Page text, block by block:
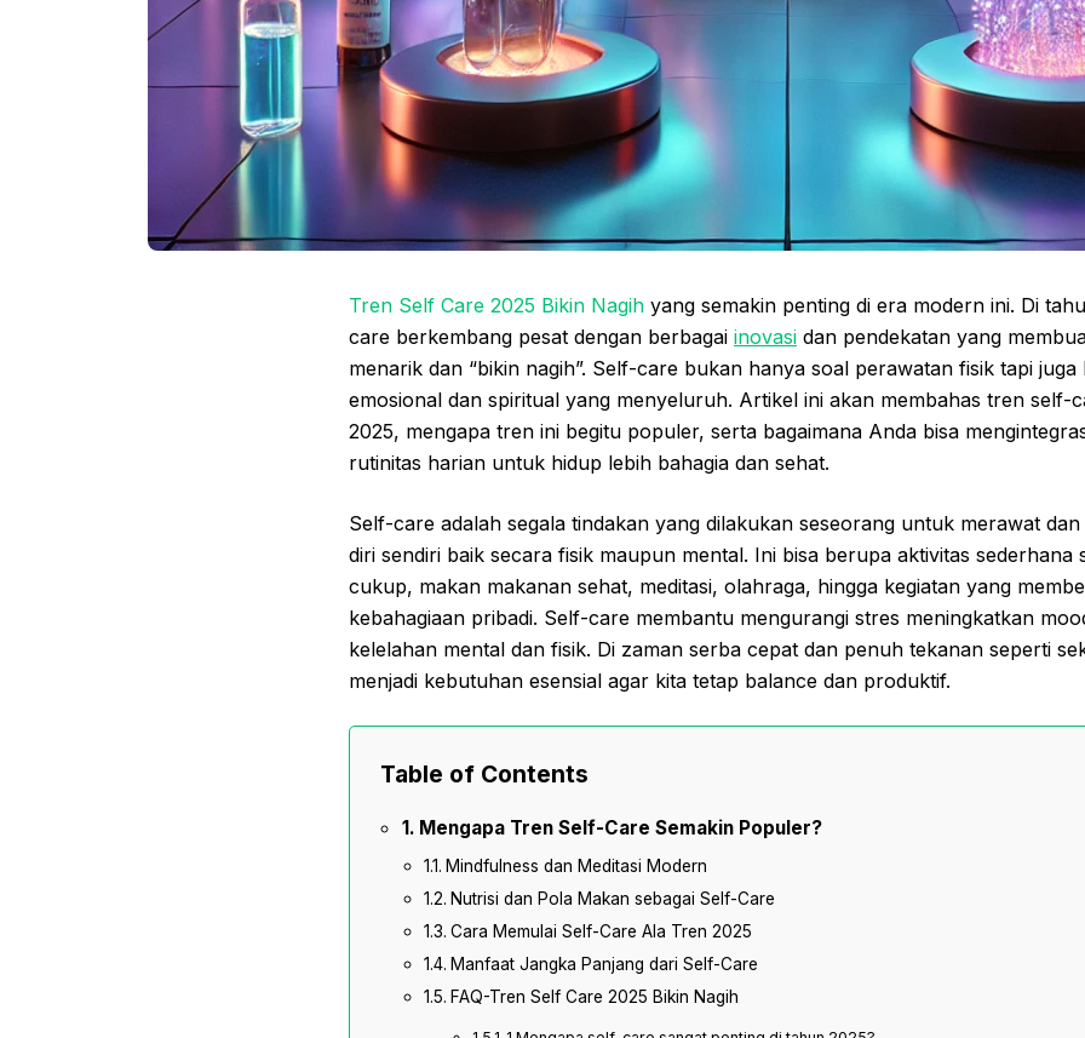
Tren Self Care 2025 Bikin Nagih yang semakin penting di era modern ini. Di
care berkembang pesat dengan berbagai inovasi dan pendekatan yang
menarik dan “bikin nagih”. Self-care bukan hanya soal perawatan fisik tapi juga
emosional dan spiritual yang menyeluruh. Artikel ini akan membahas tren self-
2025, mengapa tren ini begitu populer, serta bagaimana Anda bisa
rutinitas harian untuk hidup lebih bahagia dan sehat.
Self-care adalah segala tindakan yang dilakukan seseorang untuk merawat dan
diri sendiri baik secara fisik maupun mental. Ini bisa berupa aktivitas sederhana
cukup, makan makanan sehat, meditasi, olahraga, hingga kegiatan yang
kebahagiaan pribadi. Self-care membantu mengurangi stres meningkatkan
kelelahan mental dan fisik. Di zaman serba cepat dan penuh tekanan seperti
menjadi kebutuhan esensial agar kita tetap balance dan produktif.
Table of Contents
Mengapa Tren Self-Care Semakin Populer?
Mindfulness dan Meditasi Modern
Nutrisi dan Pola Makan sebagai Self-Care
Cara Memulai Self-Care Ala Tren 2025
Manfaat Jangka Panjang dari Self-Care
FAQ-Tren Self Care 2025 Bikin Nagih